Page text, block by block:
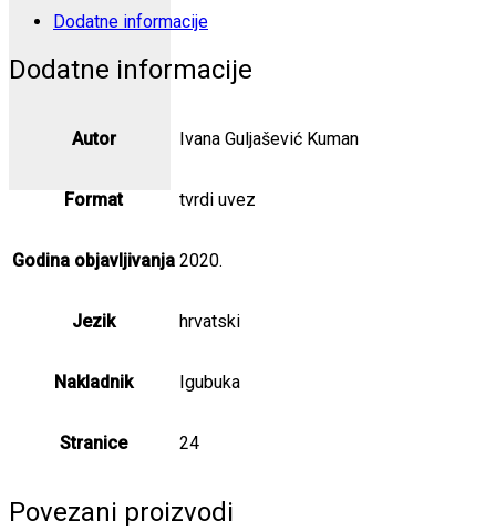
količinaDodatne informacije
Dodatne informacije
Autor Ivana Guljašević Kuman
Format tvrdi uvez
Godina objavljivanja 2020.
Jezik hrvatski
Nakladnik Igubuka
Stranice 24
Povezani proizvodi